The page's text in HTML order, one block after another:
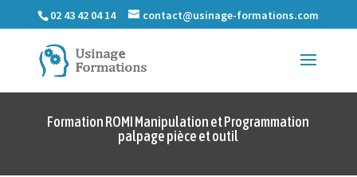
02 43 42 04 14 contact@usinage-formations.com
Formation ROMI Manipulation et Programmation
palpage pièce et outil